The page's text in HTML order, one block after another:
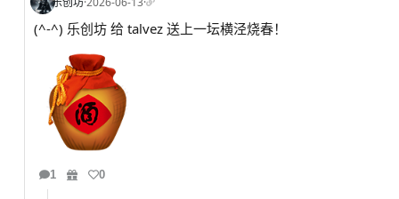
(^-^) 乐创坊 给 talvez 送上一坛横泾烧春！
1 0